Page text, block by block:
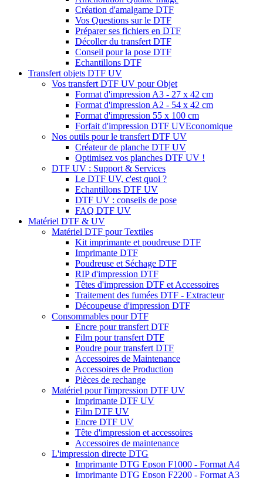
Création d'amalgame DTF
Vos Questions sur le DTF
Préparer ses fichiers en DTF
Décoller du transfert DTF
Conseil pour la pose DTF
Echantillons DTF
Transfert objets DTF UV
Vos transfert DTF UV pour Objet
Format d'impression A3 - 27 x 42 cm
Format d'impression A2 - 54 x 42 cm
Format d'impression 55 x 100 cm
Forfait d'impression DTF UVEconomique
Nos outils pour le transfert DTF UV
Créateur de planche DTF UV
Optimisez vos planches DTF UV !
DTF UV : Support & Services
Le DTF UV, c'est quoi ?
Echantillons DTF UV
DTF UV : conseils de pose
FAQ DTF UV
Matériel DTF & UV
Matériel DTF pour Textiles
Kit imprimante et poudreuse DTF
Imprimante DTF
Poudreuse et Séchage DTF
RIP d'impression DTF
Têtes d'impression DTF et Accessoires
Traitement des fumées DTF - Extracteur
Découpeuse d'impression DTF
Consommables pour DTF
Encre pour transfert DTF
Film pour transfert DTF
Poudre pour transfert DTF
Accessoires de Maintenance
Accessoires de Production
Pièces de rechange
Matériel pour l'impression DTF UV
Imprimante DTF UV
Film DTF UV
Encre DTF UV
Tête d'impression et accessoires
Accessoires de maintenance
L'impression directe DTG
Imprimante DTG Epson F1000 - Format A4
Imprimante DTG Epson F2200 - Format A3